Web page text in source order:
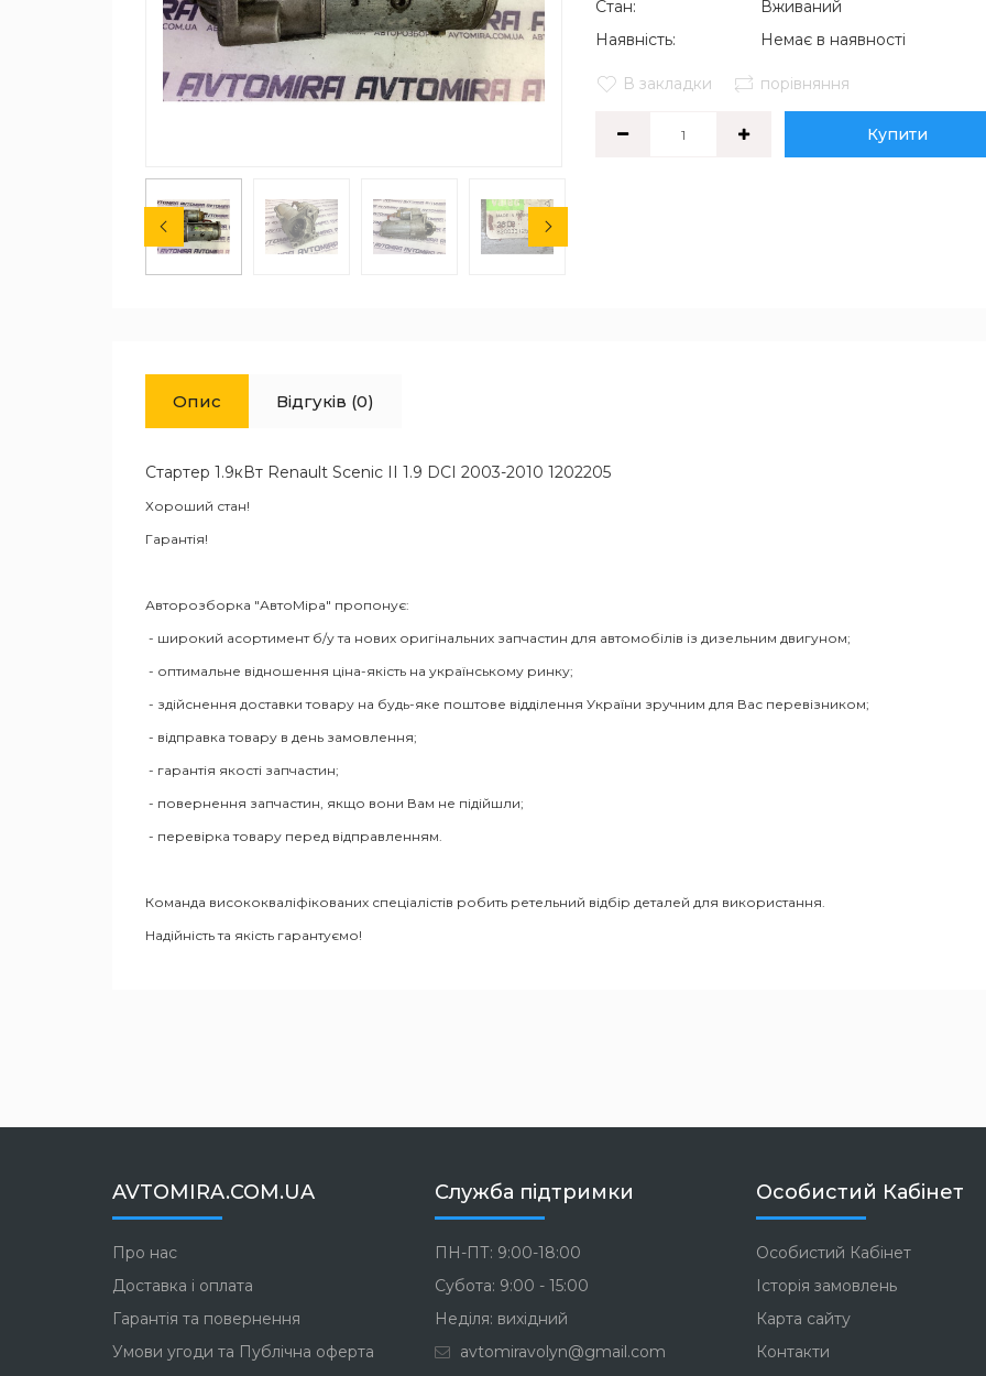
Стан:
Вживаний
Наявність:
Немає в наявності
В закладки порівняння
Купити
Опис Відгуків (0)
Стартер 1.9кВт Renault Scenic II 1.9 DCI 2003-2010 1202205
Хороший стан!
Гарантія!
Авторозборка "АвтоМіра" пропонує:
- широкий асортимент б/у та нових оригінальних запчастин для автомобілів із дизельним двигуном;
- оптимальне відношення ціна-якість на українському ринку;
- здійснення доставки товару на будь-яке поштове відділення України зручним для Вас перевізником;
- відправка товару в день замовлення;
- гарантія якості запчастин;
- повернення запчастин, якщо вони Вам не підійшли;
- перевірка товару перед відправленням.
Команда висококваліфікованих спеціалістів робить ретельний відбір деталей для використання.
Надійність та якість гарантуємо!
AVTOMIRA.COM.UA
Про нас
Доставка і оплата
Гарантія та повернення
Умови угоди та Публічна оферта
Служба підтримки
ПН-ПТ: 9:00-18:00
Субота: 9:00 - 15:00
Неділя: вихідний
avtomiravolyn@gmail.com
Особистий Кабінет
Особистий Кабінет
Історія замовлень
Карта сайту
Контакти